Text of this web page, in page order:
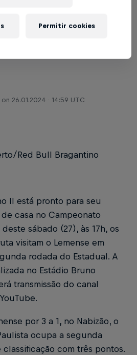
Paulista
on 26.01.2024 · 14:59 UTC
Red Bull Bragantino
II está pronto para seu
casa no Campeonato
sábado (27), às 17h, os
visitam o Lemense em
rodada do Estadual. A
no Estádio Bruno
transmissão do canal
por 3 a 1, no Nabizão, o
ocupa a segunda
com três pontos.
Permitir cookies